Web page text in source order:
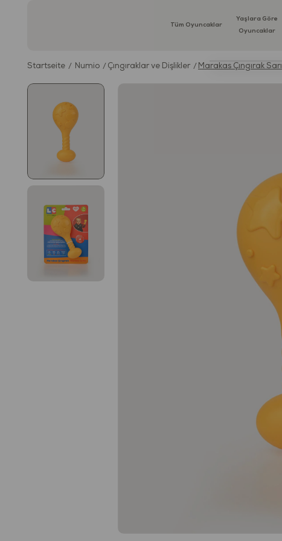
Tüm Oyuncaklar
Yaşlara Göre
Oyuncaklar
Startseite Numio Çıngıraklar ve Dişlikler Marakas Çıngırak Sarı